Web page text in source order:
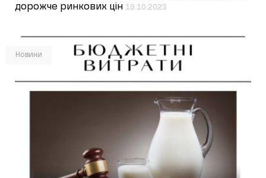
дорожче ринкових цін 19.10.2023
Новини